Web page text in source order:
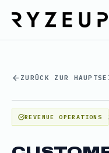
ZURÜCK ZUR
REVENUE OPERATIONS